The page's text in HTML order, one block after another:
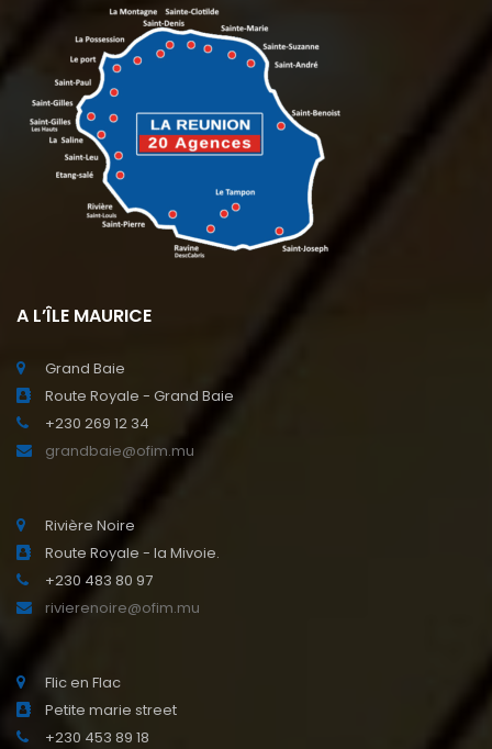
A L’ÎLE MAURICE
Grand Baie
Route Royale - Grand Baie
+230 269 12 34
grandbaie@ofim.mu
Rivière Noire
Route Royale - la Mivoie.
+230 483 80 97
rivierenoire@ofim.mu
Flic en Flac
Petite marie street
+230 453 89 18